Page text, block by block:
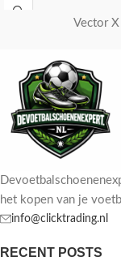
Vector X
het kopen van je
info@clicktrading.nl
RECENT POSTS